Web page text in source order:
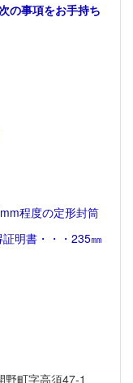
の事項をお手持ち
程度の定形封筒
明書・・・235㎜
町字高須47-1